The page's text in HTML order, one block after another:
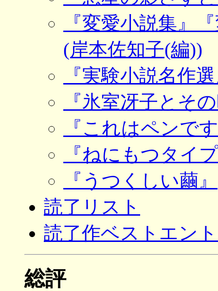
『変愛小説集』
(岸本佐知子(編))
『実験小説名作
『氷室冴子とそ
『これはペンで
『ねにもつタイ
『うつくしい繭
読了リスト
読了作ベストエン
総評